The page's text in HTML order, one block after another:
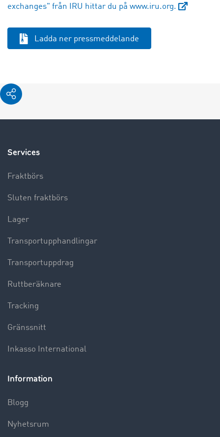
exchanges" från IRU hittar du på www.iru.org.
Ladda ner pressmeddelande
Services
Fraktbörs
Sluten fraktbörs
Lager
Transportupphandlingar
Transportuppdrag
Ruttberäknare
Tracking
Gränssnitt
Inkasso International
Information
Blogg
Nyhetsrum